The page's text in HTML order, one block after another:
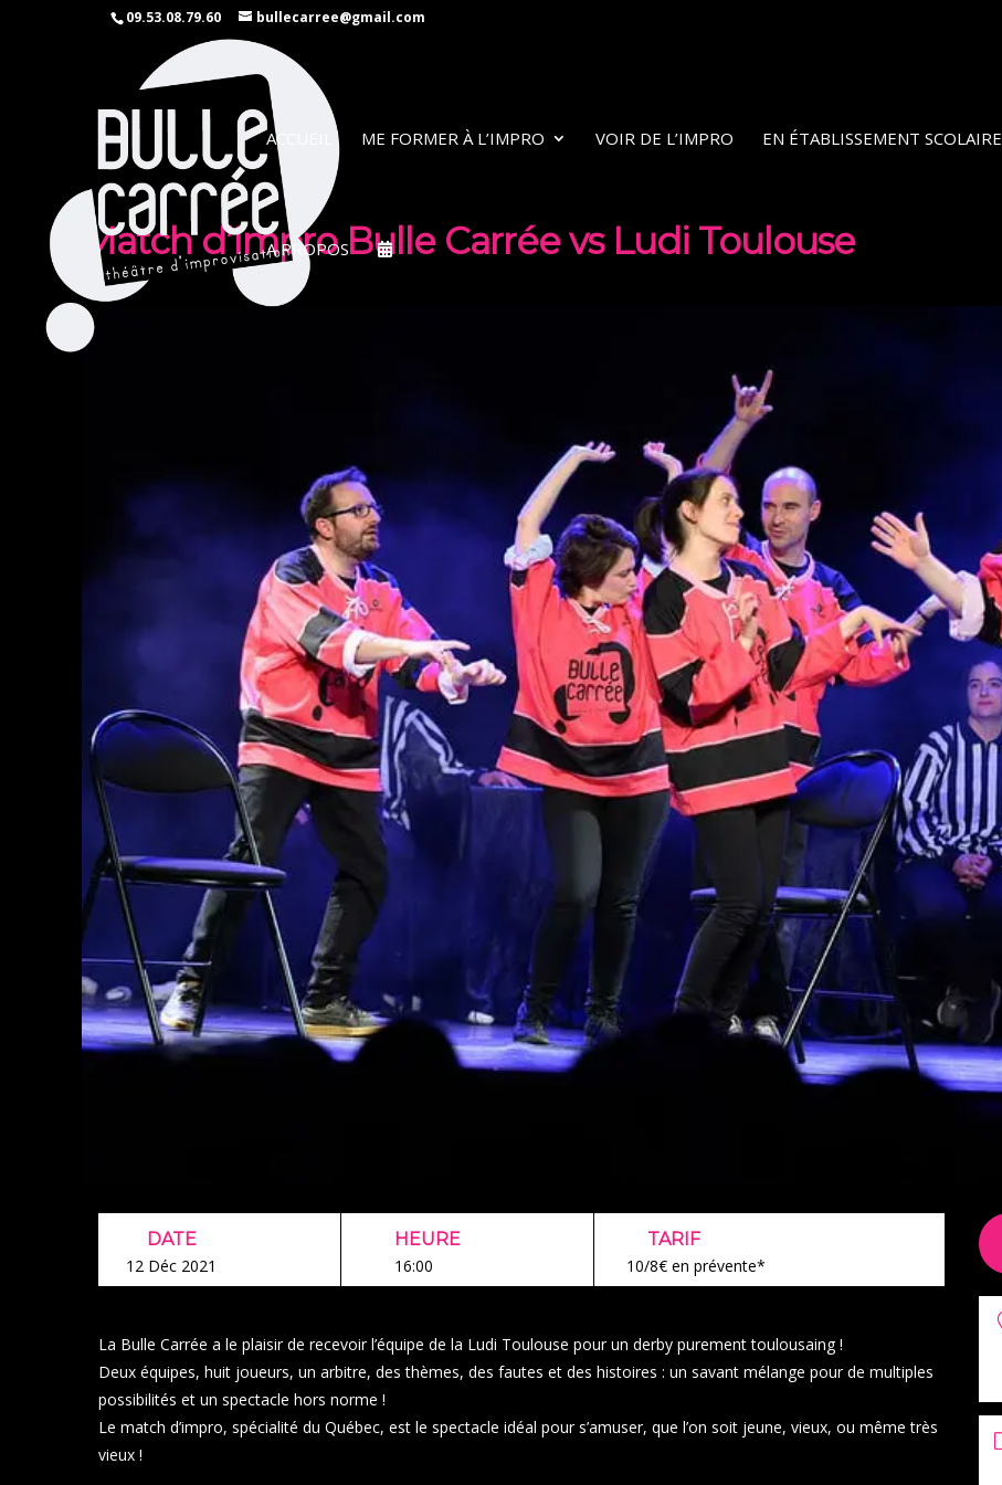
09.53.08.79.60 bullecarree@gmail.com
ACCUEIL ME FORMER À L’IMPRO VOIR DE L’IMPRO EN ÉTABLISSEMENT SCOLAIRE
A PROPOS
Match d’Impro Bulle Carrée vs Ludi Toulouse
DATE
12 Déc 2021
HEURE
16:00
TARIF
10/8€ en prévente*
La Bulle Carrée a le plaisir de recevoir l’équipe de la Ludi Toulouse pour un derby purement toulousaing !
Deux équipes, huit joueurs, un arbitre, des thèmes, des fautes et des histoires : un savant mélange pour de multiples
possibilités et un spectacle hors norme !
Le match d’impro, spécialité du Québec, est le spectacle idéal pour s’amuser, que l’on soit jeune, vieux, ou même très
vieux !